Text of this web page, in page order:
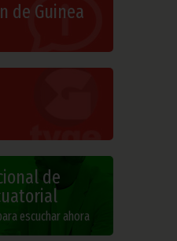
de Guinea
de
escuchar ahora